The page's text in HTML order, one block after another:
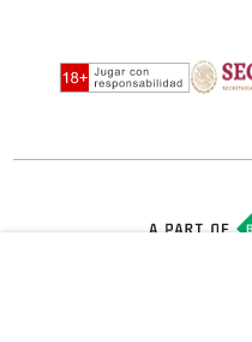
FEMENIL
su espectacular